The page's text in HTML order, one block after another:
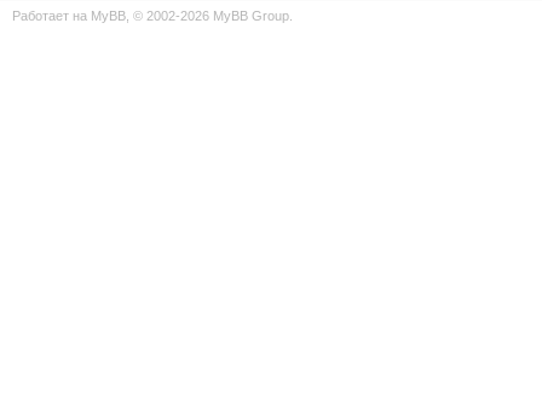
Работает на MyBB , © 2002-2026 MyBB Group